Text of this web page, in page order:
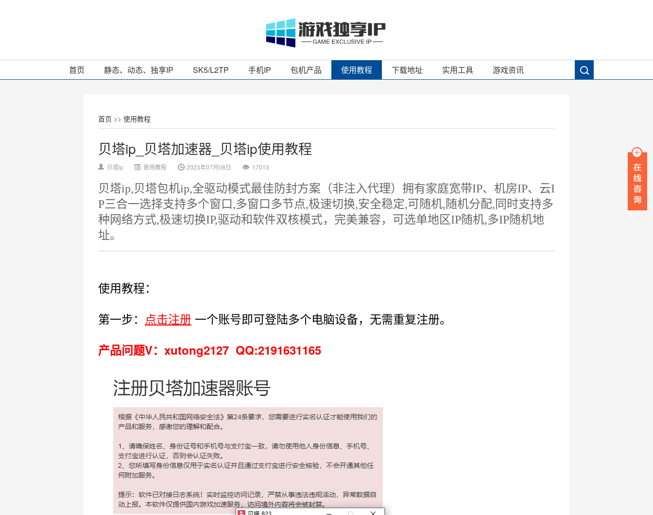
首页 静态、动态、独享IP SK5/L2TP 手机IP 包机产品 使用教程 下载地址 实用工具 游戏资讯
首页 >> 使用教程
贝塔ip_贝塔加速器_贝塔ip使用教程
贝塔ip 使用教程 2023年07月08日 17013
贝塔ip,贝塔包机ip,全驱动模式最佳防封方案（非注入代理）拥有家庭宽带IP、机房IP、云I
P三合一选择支持多个窗口,多窗口多节点,极速切换,安全稳定,可随机,随机分配,同时支持多
种网络方式,极速切换IP,驱动和软件双核模式，完美兼容，可选单地区IP随机,多IP随机地
址。
使用教程：
第一步： 点击注册 一个账号即可登陆多个电脑设备，无需重复注册。
产品问题V：xutong2127 QQ:2191631165